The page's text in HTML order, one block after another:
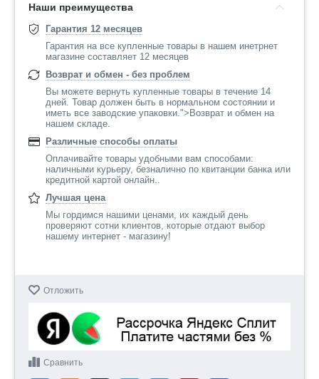
Наши преимущества
Гарантия 12 месяцев
Гарантия на все купленные товары в нашем инетрнет
магазине составляет 12 месяцев
Возврат и обмен - без проблем
Вы можете вернуть купленные товары в течение 14
дней. Товар должен быть в нормальном состоянии и
иметь все заводские упаковки.">Возврат и обмен на
нашем складе.
Различные способы оплаты
Оплачивайте товары удобными вам способами:
наличными курьеру, безналично по квитанции банка или
кредитной картой онлайн..
Лучшая цена
Мы гордимся нашими ценами, их каждый день
проверяют сотни клиентов, которые отдают выбор
нашему интернет - магазину!
Отложить
Сравнить